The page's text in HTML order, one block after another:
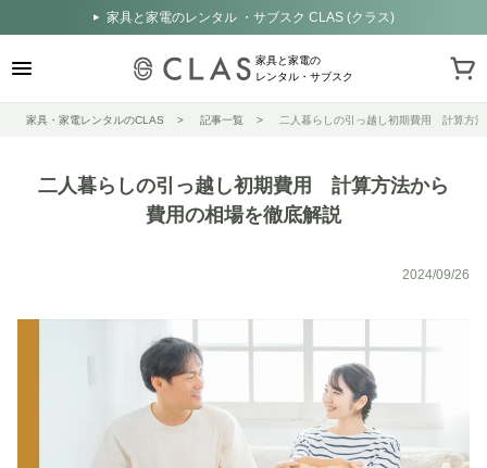
家具と家電のレンタル ・サブスク CLAS (クラス)
家具と家電の
レンタル・サブスク
家具・家電レンタルのCLAS 記事一覧 二人暮らしの引っ越し初期費用 計算方
二人暮らしの引っ越し初期費用 計算方法から
費用の相場を徹底解説
2024/09/26